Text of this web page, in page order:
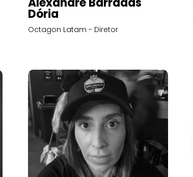
Dória
Octagon Latam - Diretor